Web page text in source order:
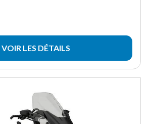
VOIR LES DÉTAILS